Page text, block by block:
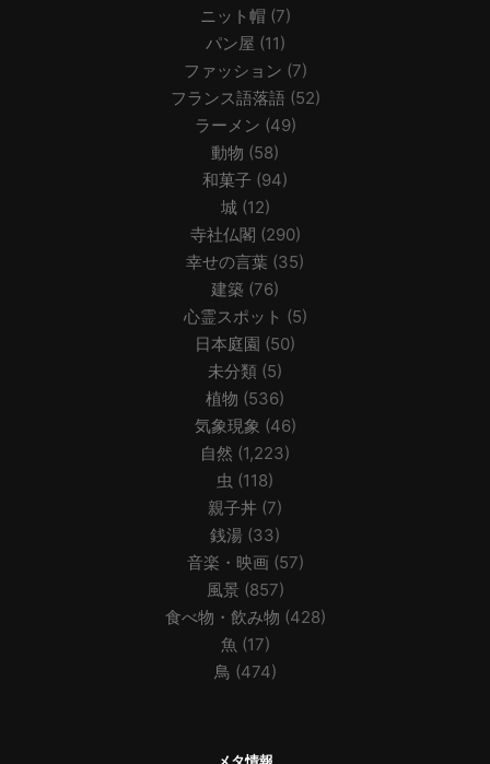
ニット帽 (7)
パン屋 (11)
ファッション (7)
フランス語落語 (52)
ラーメン (49)
動物 (58)
和菓子 (94)
城(12)
寺社仏閣 (290)
幸せの言葉 (35)
建築 (76)
心霊スポット (5)
日本庭園 (50)
未分類 (5)
植物 (536)
気象現象 (46)
自然 (1,223)
虫 (118)
親子丼 (7)
銭湯 (33)
音楽・映画 (57)
風景(857)
食べ物・飲み物 (428)
魚 (17)
鳥 (474)